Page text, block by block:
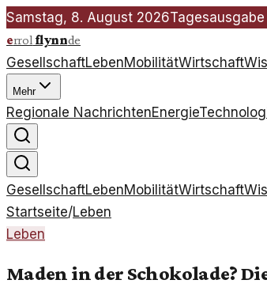
Samstag, 8. August 2026Tagesausgabe
errolflynnde
GesellschaftLebenMobilitätWirtschaft
Mehr
Regionale NachrichtenEnergie
GesellschaftLebenMobilitätWirtschaft
Startseite/Leben
Leben
Maden in der Schokolade?